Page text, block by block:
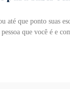
até que ponto suas
que você é e